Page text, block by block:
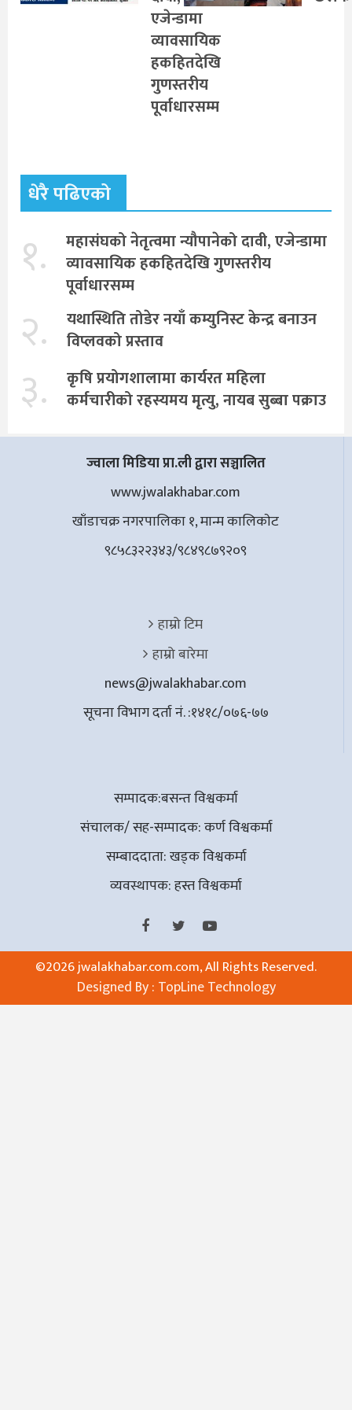
एजेन्डामा
व्यावसायिक
हकहितदेखि
गुणस्तरीय
पूर्वाधारसम्म
धेरै पढिएको
१.
महासंघको नेतृत्वमा न्यौपानेको दावी, एजेन्डामा
व्यावसायिक हकहितदेखि गुणस्तरीय
पूर्वाधारसम्म
२.
यथास्थिति तोडेर नयाँ कम्युनिस्ट केन्द्र बनाउन
विप्लवको प्रस्ताव
३.
कृषि प्रयोगशालामा कार्यरत महिला
कर्मचारीको रहस्यमय मृत्यु, नायब सुब्बा पक्राउ
ज्वाला मिडिया प्रा.ली द्वारा सञ्चालित
www.jwalakhabar.com
खाँडाचक्र नगरपालिका १, मान्म कालिकाेट
९८५८३२२३४३/९८४९८७९२०९
हाम्रो टिम
हाम्रो बारेमा
news@jwalakhabar.com
सूचना विभाग दर्ता नं. :१४१८/०७६-७७
सम्पादक:बसन्त विश्वकर्मा
संचालक/ सह-सम्पादक: कर्ण विश्वकर्मा
सम्बाददाता: खड्क विश्वकर्मा
व्यवस्थापक: हस्त विश्वकर्मा
©2026 jwalakhabar.com.com, All Rights Reserved.
Designed By : TopLine Technology